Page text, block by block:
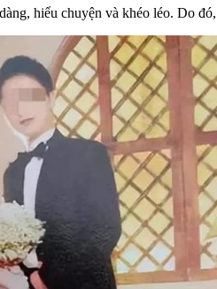
hiểu chuyện và khéo léo. Do